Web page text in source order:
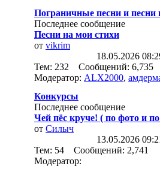
Пограничные песни и песни
Последнее сообщение
Песни на мои стихи
от vikrim
18.05.2026
Тем: 232 Сообщений: 6,735
Модератор: ALX2000,
Конкурсы
Последнее сообщение
Чей пёс круче! ( по фото и
от Силыч
13.05.2026
Тем: 54 Сообщений: 2,741
Модератор: